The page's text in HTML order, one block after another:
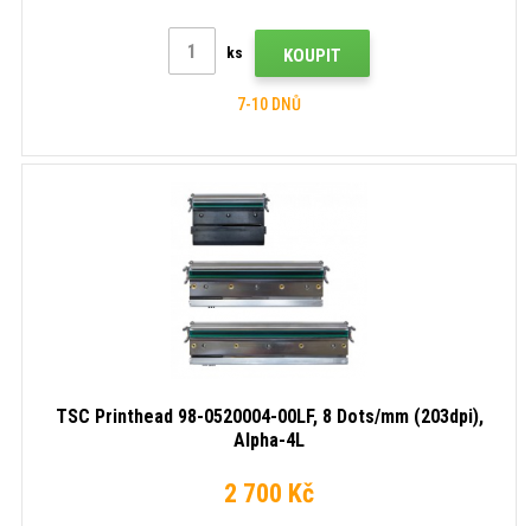
ks KOUPIT
7-10 DNŮ
TSC Printhead 98-0520004-00LF, 8 Dots/mm (203dpi),
Alpha-4L
2 700 Kč